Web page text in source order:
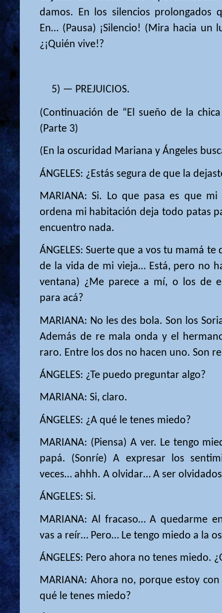
damos. En los silencios prolongados
En… (Pausa) ¡Silencio! (Mira hacia un
¿¡Quién vive!?
5) — PREJUICIOS.
(Continuación de “El sueño de la
(Parte 3)
(En la oscuridad Mariana y Ángeles
ÁNGELES: ¿Estás segura de que la
MARIANA: Si. Lo que pasa es que
ordena mi habitación deja todo patas
encuentro nada.
ÁNGELES: Suerte que a vos tu mamá te
de la vida de mi vieja… Está, pero no
ventana) ¿Me parece a mí, o los de
para acá?
MARIANA: No les des bola. Son los
Además de re mala onda y el
raro. Entre los dos no hacen uno. Son
ÁNGELES: ¿Te puedo preguntar algo?
MARIANA: Si, claro.
ÁNGELES: ¿A qué le tenes miedo?
MARIANA: (Piensa) A ver. Le tengo
papá. (Sonríe) A expresar los
veces… ahhh. A olvidar… A ser
ÁNGELES: Si.
MARIANA: Al fracaso… A quedarme
vas a reír… Pero… Le tengo miedo a la
ÁNGELES: Pero ahora no tenes miedo.
MARIANA: Ahora no, porque estoy
qué le tenes miedo?